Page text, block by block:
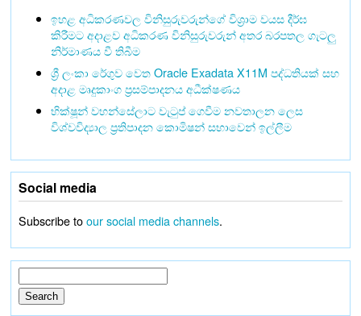
ඉහළ අධිකරණවල විනිසුරුවරුන්ගේ විශ්‍රාම වයස දීර්ඝ
කිරීමට අදාළව අධිකරණ විනිසුරුවරුන් අතර බරපතල ගැටලු
නිර්මාණය වී තිබීම
ශ්‍රී ලංකා රේගුව වෙත Oracle Exadata X11M පද්ධතියක් සහ
අදාළ මෘදුකාංග ප්‍රසම්පාදනය අධීක්ෂණය
භික්ෂූන් වහන්සේලාට වැටුප් ගෙවීම නවතාලන ලෙස
විශ්වවිද්‍යාල ප්‍රතිපාදන කොමිෂන් සභාවෙන් ඉල්ලීම
Social media
Subscribe toour social media channels.